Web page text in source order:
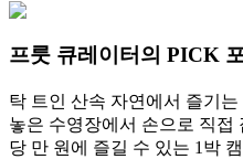
프룻 큐레이터의 PICK
탁 트인 산속 자연에서 즐기
놓은 수영장에서 손으로 직접
당 만 원에 즐길 수 있는 1박